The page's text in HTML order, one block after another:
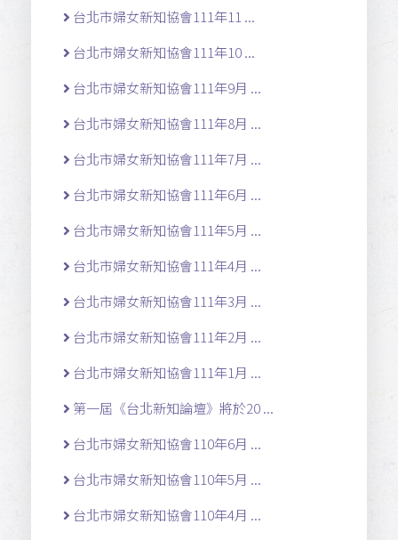
台北市婦女新知協會111年11 ...
台北市婦女新知協會111年10 ...
台北市婦女新知協會111年9月 ...
台北市婦女新知協會111年8月 ...
台北市婦女新知協會111年7月 ...
台北市婦女新知協會111年6月 ...
台北市婦女新知協會111年5月 ...
台北市婦女新知協會111年4月 ...
台北市婦女新知協會111年3月 ...
台北市婦女新知協會111年2月 ...
台北市婦女新知協會111年1月 ...
第一屆《台北新知論壇》將於20 ...
台北市婦女新知協會110年6月 ...
台北市婦女新知協會110年5月 ...
台北市婦女新知協會110年4月 ...